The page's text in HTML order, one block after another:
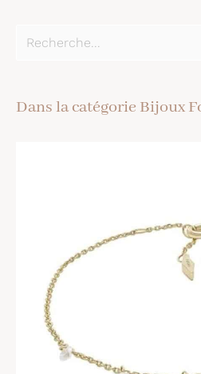
Dans la catégorie Bijoux